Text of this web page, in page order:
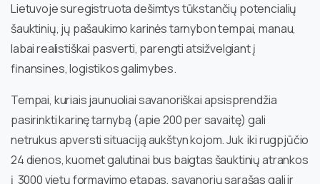
Lietuvoje suregistruota dešimtys tūkstančių potencialių
šauktinių, jų pašaukimo karinės tarnybon tempai, manau,
labai realistiškai pasverti, parengti atsižvelgiant į
finansines, logistikos galimybes.
Tempai, kuriais jaunuoliai savanoriškai apsisprendžia
pasirinkti karinę tarnybą (apie 200 per savaitę) gali
netrukus apversti situaciją aukštyn kojom. Juk iki rugpjūčio
24 dienos, kuomet galutinai bus baigtas šauktinių atrankos
į 3000 vietų formavimo etapas, savanorių sąrašas gali ir